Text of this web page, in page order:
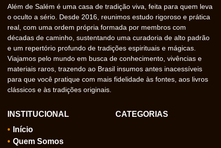
Além de Salém é uma casa de tradição viva, feita para quem leva
o oculto a sério. Desde 2016, reunimos estudo rigoroso e prática
real, com uma ordem própria formada por membros com
décadas de caminho, sustentando uma curadoria de alto padrão
e um repertório profundo de tradições espirituais e mágicas.
Viajamos pelo mundo em busca de conhecimento, vivências e
materiais raros, trazendo ao Brasil insumos antes inacessíveis
para que você pratique com mais fidelidade às fontes, aos livros
clássicos e às tradições originais.
INSTITUCIONAL
Início
Quem Somos
CATEGORIAS